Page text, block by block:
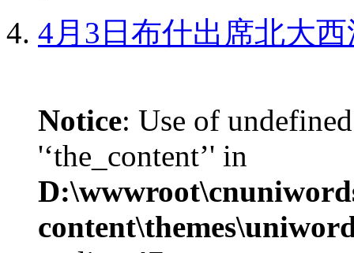
4月3日布什出席北大
Notice: Use of
'‘the_content’' in